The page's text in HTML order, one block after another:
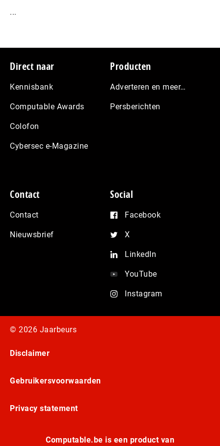
...
Footer
Direct naar
Kennisbank
Computable Awards
Colofon
Cybersec e-Magazine
Producten
Adverteren en meer…
Persberichten
Contact
Contact
Nieuwsbrief
Social
Facebook
X
LinkedIn
YouTube
Instagram
© 2026 Jaarbeurs
Disclaimer
Gebruikersvoorwaarden
Privacy statement
Computable.be is een product van